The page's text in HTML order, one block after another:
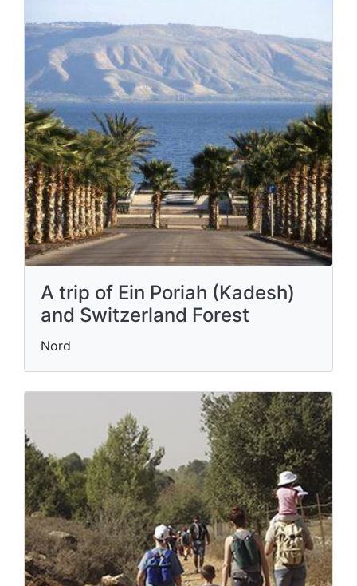
A trip of Ein Poriah (Kadesh)
and Switzerland Forest
Nord